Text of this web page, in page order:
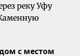
реку Уфу
с местом